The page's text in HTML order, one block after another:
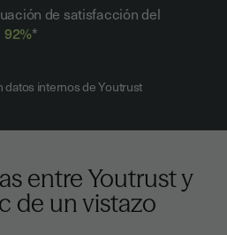
de satisfacción del
92%*
datos internos de Youtrust
entre Youtrust y
de un vistazo